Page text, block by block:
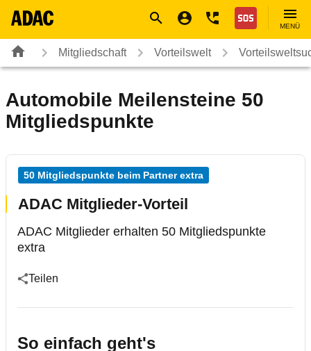
Nothilfe
MENÜ
Mitgliedschaft Vorteilswelt
Automobile Meilensteine 50
Mitgliedspunkte
50 Mitgliedspunkte beim Partner extra
ADAC Mitglieder-Vorteil
ADAC Mitglieder erhalten 50 Mitgliedspunkte
extra
Teilen
So einfach geht's